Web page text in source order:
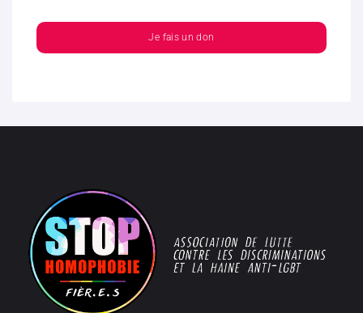
Je fais un don